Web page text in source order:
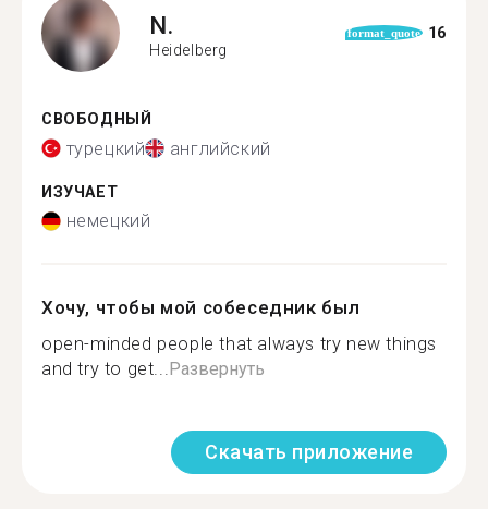
N.
Heidelberg
format_quote 16
СВОБОДНЫЙ
турецкий английский
ИЗУЧАЕТ
немецкий
Хочу, чтобы мой собеседник был
open-minded people that always try new things
and try to get...Развернуть
Скачать приложение